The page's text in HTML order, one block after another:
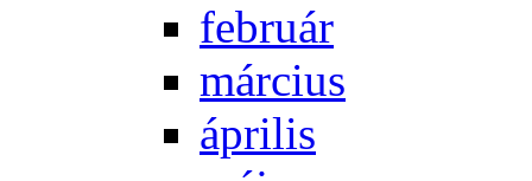
feb­ru­ár
már­ci­us
áp­ri­lis